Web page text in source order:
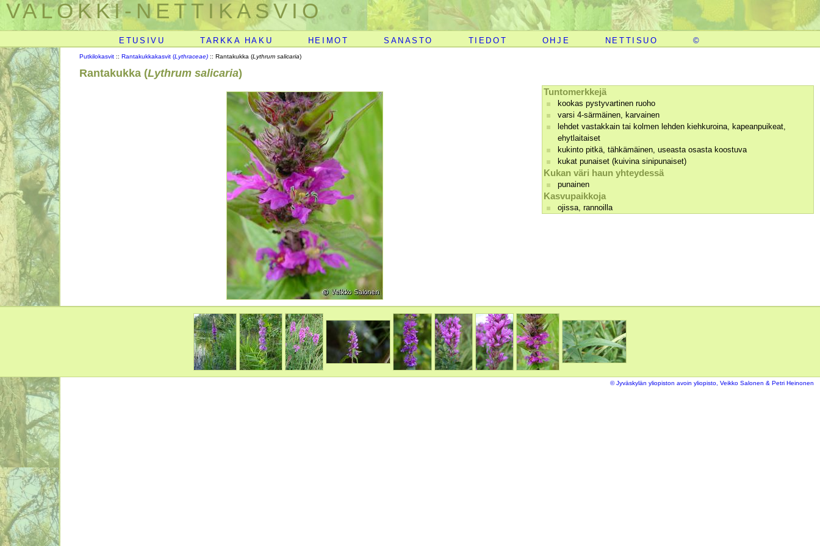
VALOKKI-NETTIKASVIO
ETUSIVU TARKKA HAKU HEIMOT SANASTO TIEDOT OHJE NETTISUO ©
Putkilokasvit :: Rantakukkakasvit (Lythraceae) :: Rantakukka (Lythrum salicaria)
Rantakukka (Lythrum salicaria)
Tuntomerkkejä
kookas pystyvartinen ruoho
varsi 4-särmäinen, karvainen
lehdet vastakkain tai kolmen lehden kiehkuroina, kapeanpuikeat,
ehytlaitaiset
kukinto pitkä, tähkämäinen, useasta osasta koostuva
kukat punaiset (kuivina sinipunaiset)
Kukan väri haun yhteydessä
punainen
Kasvupaikkoja
ojissa, rannoilla
© Jyväskylän yliopiston avoin yliopisto, Veikko Salonen & Petri Heinonen